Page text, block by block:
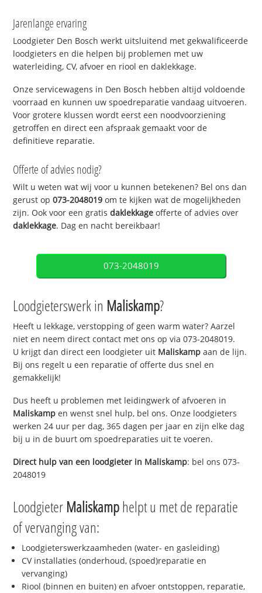
Jarenlange ervaring
Loodgieter Den Bosch werkt uitsluitend met gekwalificeerde
loodgieters en die helpen bij problemen met uw
waterleiding, CV, afvoer en riool en daklekkage.
Onze servicewagens in Den Bosch hebben altijd voldoende
voorraad en kunnen uw spoedreparatie vandaag uitvoeren.
Voor grotere klussen wordt eerst een noodvoorziening
getroffen en direct een afspraak gemaakt voor de
definitieve reparatie.
Offerte of advies nodig?
Wilt u weten wat wij voor u kunnen betekenen? Bel ons dan
gerust op073-2048019 om te kijken wat de mogelijkheden
zijn. Ook voor een gratisdaklekkage offerte of advies over
daklekkage. Dag en nacht bereikbaar!
073-2048019
Loodgieterswerk in Maliskamp?
Heeft u lekkage, verstopping of geen warm water? Aarzel
niet en neem direct contact met ons op via 073-2048019.
U krijgt dan direct een loodgieter uit Maliskamp aan de lijn.
Bij ons regelt u een reparatie of offerte dus snel en
gemakkelijk!
Dus heeft u problemen met leidingwerk of afvoeren in
Maliskamp en wenst snel hulp, bel ons. Onze loodgieters
werken 24 uur per dag, 365 dagen per jaar en zijn elke dag
bij u in de buurt om spoedreparaties uit te voeren.
Direct hulp van een loodgieter in Maliskamp: bel ons 073-
2048019
Loodgieter Maliskamphelpt u met de reparatie
of vervanging van:
Loodgieterswerkzaamheden (water- en gasleiding)
CV installaties (onderhoud, (spoed)reparatie en
vervanging)
Riool (binnen en buiten) en afvoer ontstoppen, reparatie,